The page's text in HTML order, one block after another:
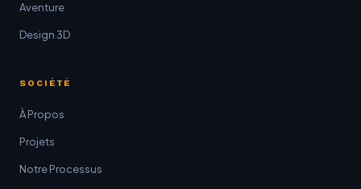
Aventure
Design 3D
SOCIÉTÉ
À Propos
Projets
Notre Processus